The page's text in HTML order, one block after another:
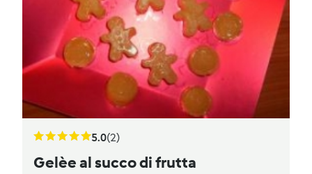
5.0(2)
Gelèe al succo di frutta